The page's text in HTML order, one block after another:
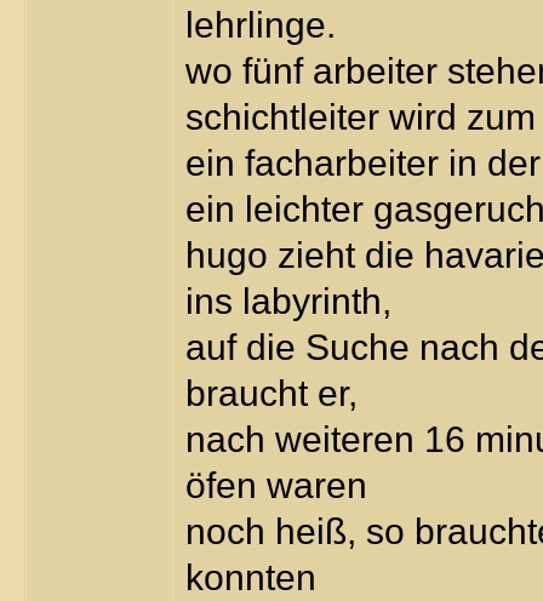
lehrlinge.
wo fünf arbeiter
schichtleiter wird
ein facharbeiter in
ein leichter
hugo zieht die
ins labyrinth,
auf die Suche nach
braucht er,
nach weiteren 16
öfen waren
noch heiß, so
konnten